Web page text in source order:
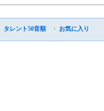
タレント50音順 ・ お気に入り